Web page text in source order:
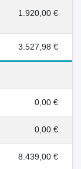
1.920,00 €
3.527,98 €
0,00 €
0,00 €
8.439,00 €